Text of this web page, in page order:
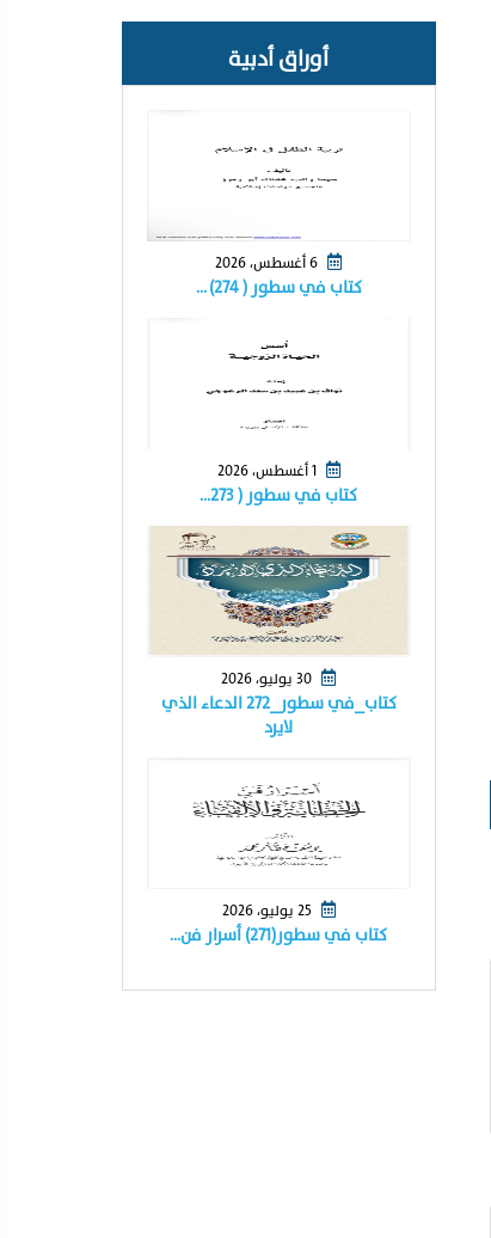
أوراق أدبية
كتاب في سطور ( ٢٧٤) …
1 أغسطس، 2026
كتاب في سطور ( ٢٧٣…
كتاب_في سطور_٢٧٢ الدعاء الذي
لايرد
كتاب في سطور(٢٧١) أسرار فن…